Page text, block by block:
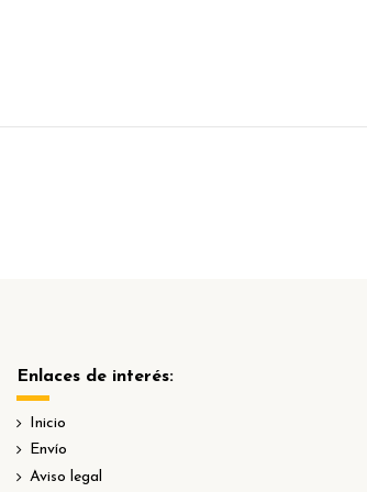
Enlaces de interés:
Inicio
Envío
Aviso legal